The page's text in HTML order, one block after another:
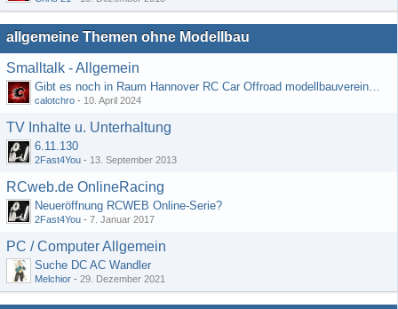
allgemeine Themen ohne Modellbau
Smalltalk - Allgemein
Gibt es noch in Raum Hannover RC Car Offroad modellbauvereine, habe selbst schon gegoogelt aber erfolglos
calotchro - 10. April 2024
TV Inhalte u. Unterhaltung
6.11.130
2Fast4You - 13. September 2013
RCweb.de OnlineRacing
Neueröffnung RCWEB Online-Serie?
2Fast4You - 7. Januar 2017
PC / Computer Allgemein
Suche DC AC Wandler
Melchior - 29. Dezember 2021